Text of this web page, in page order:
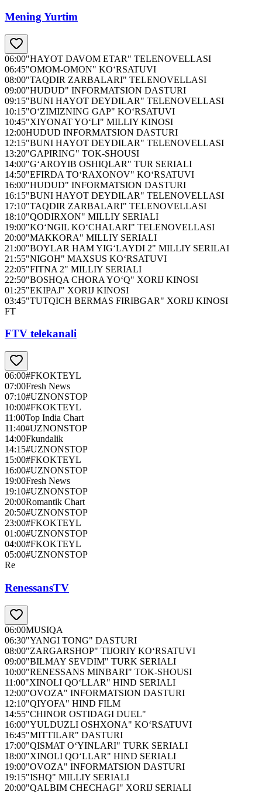
Mening Yurtim
06:00"HAYOT DAVOM ETAR" TELENOVELLASI
06:45"OMOM-OMON" KO‘RSATUVI
08:00"TAQDIR ZARBALARI" TELENOVELLASI
09:00"HUDUD" INFORMATSION DASTURI
09:15"BUNI HAYOT DEYDILAR" TELENOVELLASI
10:15"O‘ZIMIZNING GAP" KO‘RSATUVI
10:45"XIYONAT YO‘LI" MILLIY KINOSI
12:00HUDUD INFORMATSION DASTURI
12:15"BUNI HAYOT DEYDILAR" TELENOVELLASI
13:20"GAPIRING" TOK-SHOUSI
14:00"G‘AROYIB OSHIQLAR" TUR SERIALI
14:50"EFIRDA TO‘RAXONOV" KO‘RSATUVI
16:00"HUDUD" INFORMATSION DASTURI
16:15"BUNI HAYOT DEYDILAR" TELENOVELLASI
17:10"TAQDIR ZARBALARI" TELENOVELLASI
18:10"QODIRXON" MILLIY SERIALI
19:00"KO‘NGIL KO‘CHALARI" TELENOVELLASI
20:00"MAKKORA" MILLIY SERIALI
21:00"BOYLAR HAM YIG‘LAYDI 2" MILLIY SERILAI
21:55"NIGOH" MAXSUS KO‘RSATUVI
22:05"FITNA 2" MILLIY SERIALI
22:50"BOSHQA CHORA YO‘Q" XORIJ KINOSI
01:25"EKIPAJ" XORIJ KINOSI
03:45"TUTQICH BERMAS FIRIBGAR" XORIJ KINOSI
FT
FTV telekanali
06:00#FKOKTEYL
07:00Fresh News
07:10#UZNONSTOP
10:00#FKOKTEYL
11:00Top India Chart
11:40#UZNONSTOP
14:00Fkundalik
14:15#UZNONSTOP
15:00#FKOKTEYL
16:00#UZNONSTOP
19:00Fresh News
19:10#UZNONSTOP
20:00Romantik Chart
20:50#UZNONSTOP
23:00#FKOKTEYL
01:00#UZNONSTOP
04:00#FKOKTEYL
05:00#UZNONSTOP
Re
RenessansTV
06:00MUSIQA
06:30"YANGI TONG" DASTURI
08:00"ZARGARSHOP" TIJORIY KO‘RSATUVI
09:00"BILMAY SEVDIM" TURK SERIALI
10:00"RENESSANS MINBARI" TOK-SHOUSI
11:00"XINOLI QO‘LLAR" HIND SERIALI
12:00"OVOZA" INFORMATSION DASTURI
12:10"QIYOFA" HIND FILM
14:55"CHINOR OSTIDAGI DUEL"
16:00"YULDUZLI OSHXONA" KO‘RSATUVI
16:45"MITTILAR" DASTURI
17:00"QISMAT O‘YINLARI" TURK SERIALI
18:00"XINOLI QO‘LLAR" HIND SERIALI
19:00"OVOZA" INFORMATSION DASTURI
19:15"ISHQ" MILLIY SERIALI
20:00"QALBIM CHECHAGI" XORIJ SERIALI